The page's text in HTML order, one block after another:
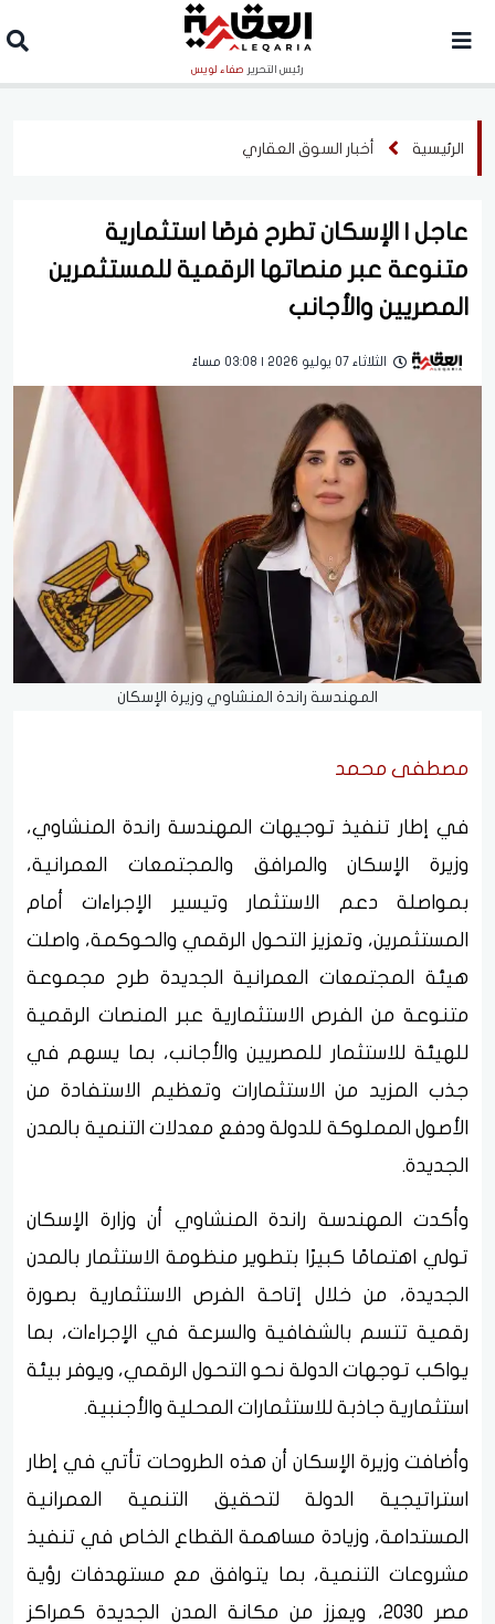
رئيس التحرير صفاء لويس
الرئيسية أخبار السوق العقاري
عاجل | الإسكان تطرح فرصًا استثمارية
متنوعة عبر منصاتها الرقمية للمستثمرين
المصريين والأجانب
الثلاثاء 07 يوليو 2026 | 03:08 مساءً
المهندسة راندة المنشاوي وزيرة الإسكان
مصطفى محمد
في إطار تنفيذ توجيهات المهندسة راندة المنشاوي،
وزيرة الإسكان والمرافق والمجتمعات العمرانية،
بمواصلة دعم الاستثمار وتيسير الإجراءات أمام
المستثمرين، وتعزيز التحول الرقمي والحوكمة، واصلت
هيئة المجتمعات العمرانية الجديدة طرح مجموعة
متنوعة من الفرص الاستثمارية عبر المنصات الرقمية
للهيئة للاستثمار للمصريين والأجانب، بما يسهم في
جذب المزيد من الاستثمارات وتعظيم الاستفادة من
الأصول المملوكة للدولة ودفع معدلات التنمية بالمدن
الجديدة.
وأكدت المهندسة راندة المنشاوي أن وزارة الإسكان
تولي اهتمامًا كبيرًا بتطوير منظومة الاستثمار بالمدن
الجديدة، من خلال إتاحة الفرص الاستثمارية بصورة
رقمية تتسم بالشفافية والسرعة في الإجراءات، بما
يواكب توجهات الدولة نحو التحول الرقمي، ويوفر بيئة
استثمارية جاذبة للاستثمارات المحلية والأجنبية.
وأضافت وزيرة الإسكان أن هذه الطروحات تأتي في إطار
استراتيجية الدولة لتحقيق التنمية العمرانية
المستدامة، وزيادة مساهمة القطاع الخاص في تنفيذ
مشروعات التنمية، بما يتوافق مع مستهدفات رؤية
مصر 2030، ويعزز من مكانة المدن الجديدة كمراكز